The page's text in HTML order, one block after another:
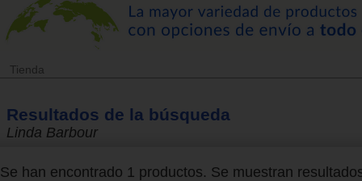
Tienda
Resultados de la búsqueda
Linda Barbour
Se han encontrado 1 productos. Se muestran